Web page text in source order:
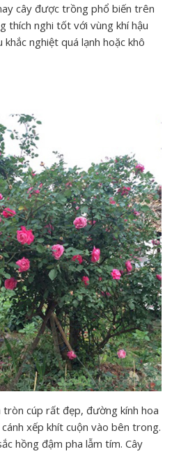
cây được trồng phổ biến trên
thích nghi tốt với vùng khí hậu
khắc nghiệt quá lạnh hoặc khô
tròn cúp rất đẹp, đường kính hoa
xếp khít cuộn vào bên trong.
hồng đậm pha lẫm tím. Cây